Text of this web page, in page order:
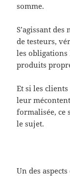
somme.
S’agissant
de testeurs,
les obligations
produits
Et si les
leur
formalisée, ce
le sujet.
Un des